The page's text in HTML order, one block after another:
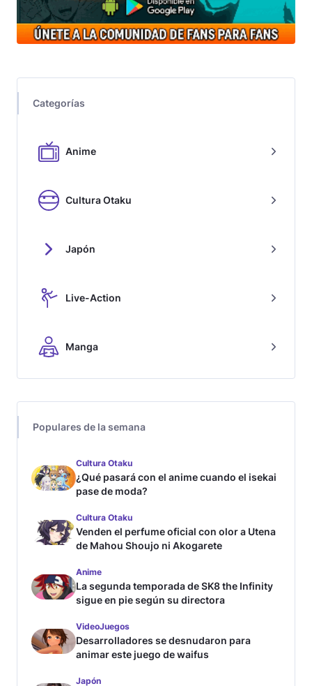
Categorías
Anime
Cultura Otaku
Japón
Live-Action
Manga
Populares de la semana
Cultura Otaku
¿Qué pasará con el anime cuando el isekai
pase de moda?
Cultura Otaku
Venden el perfume oficial con olor a Utena
de Mahou Shoujo ni Akogarete
Anime
La segunda temporada de SK8 the Infinity
sigue en pie según su directora
VideoJuegos
Desarrolladores se desnudaron para
animar este juego de waifus
Japón